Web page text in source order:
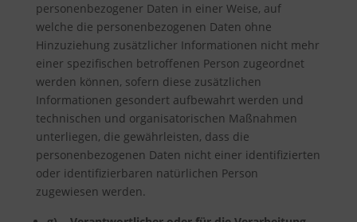
personenbezogener Daten in einer Weise, auf
welche die personenbezogenen Daten ohne
Hinzuziehung zusätzlicher Informationen nicht mehr
einer spezifischen betroffenen Person zugeordnet
werden können, sofern diese zusätzlichen
Informationen gesondert aufbewahrt werden und
technischen und organisatorischen Maßnahmen
unterliegen, die gewährleisten, dass die
personenbezogenen Daten nicht einer identifizierten
oder identifizierbaren natürlichen Person
zugewiesen werden.